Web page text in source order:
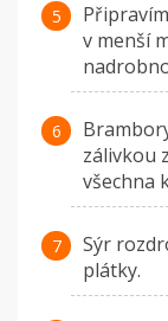
v menší
zálivkou
všechna
Sýr
plátky.